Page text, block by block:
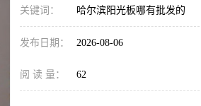
关键词： 哈尔滨阳光板哪有批发的
发布日期： 2026-08-06
阅 读 量： 62